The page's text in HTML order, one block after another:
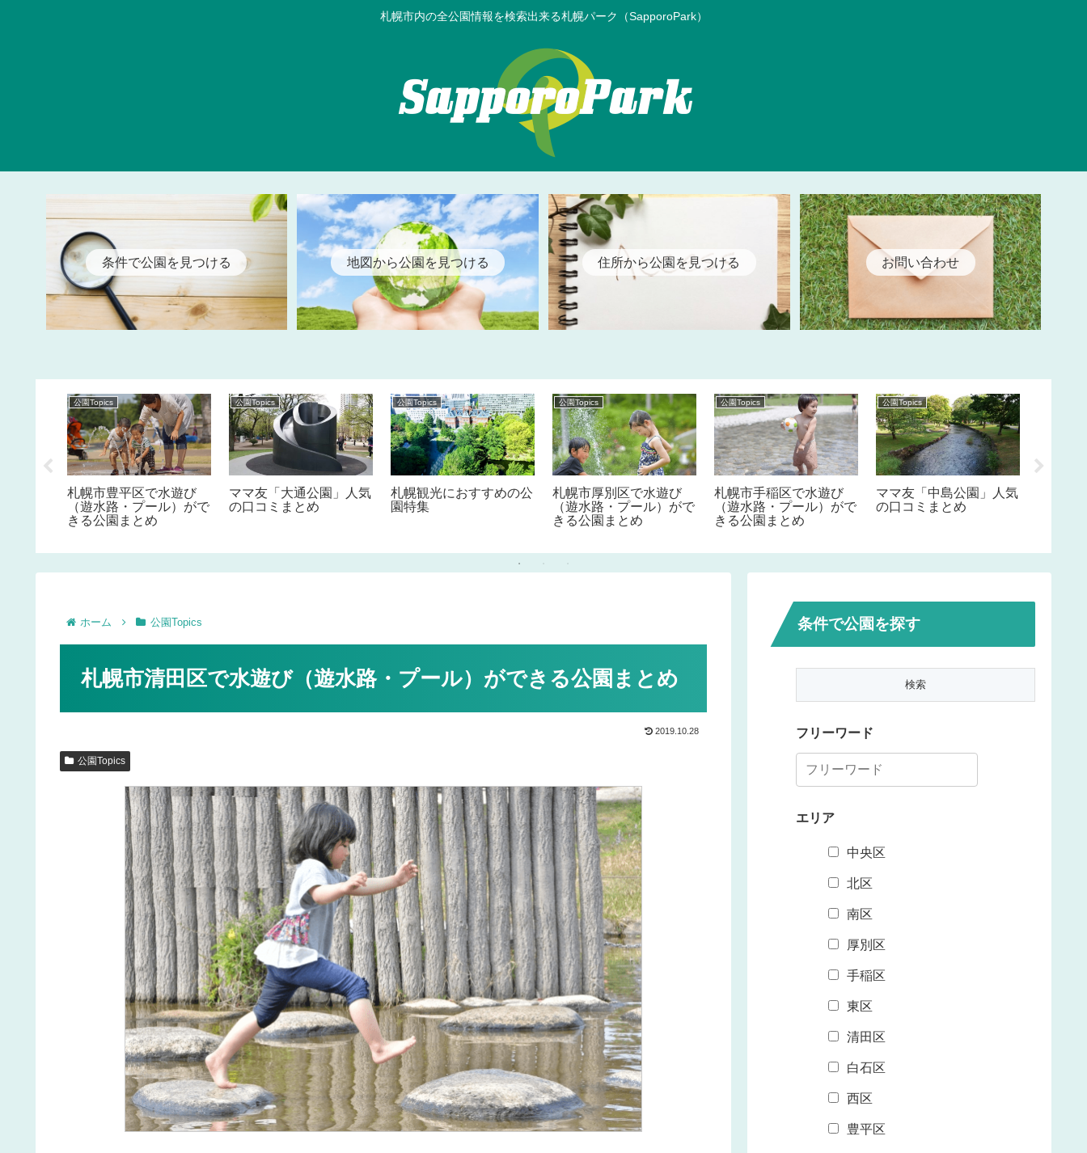
札幌市内の全公園情報を検索出来る札幌パーク（SapporoPark）
条件で公園を見つける 地図から公園を見つける 住所から公園を見つける お問い合わせ
公園Topics
札幌市豊平区で水遊び
（遊水路・プール）がで
きる公園まとめ
公園Topics
ママ友「大通公園」人気
の口コミまとめ
公園Topics
札幌観光におすすめの公
園特集
公園Topics
札幌市厚別区で水遊び
（遊水路・プール）がで
きる公園まとめ
公園Topics
札幌市手稲区で水遊び
（遊水路・プール）がで
きる公園まとめ
公園Topics
ママ友「中島公園」人気
の口コミまとめ
ホーム 公園Topics
札幌市清田区で水遊び（遊水路・プール）ができる公園まとめ
2019.10.28
公園Topics
条件で公園を探す
フリーワード
エリア
中央区
北区
南区
厚別区
手稲区
東区
清田区
白石区
西区
豊平区